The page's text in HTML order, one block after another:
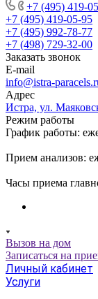
+7 (495) 419-
+7 (495) 419-05-95
+7 (495) 992-78-77
+7 (498) 729-32-00
Заказать звонок
E-mail
info@istra-
Адрес
Истра, ул.
Режим работы
График работы:
Прием анализов:
Часы приема
Вызов на дом
Записаться на
Личный кабинет
Услуги